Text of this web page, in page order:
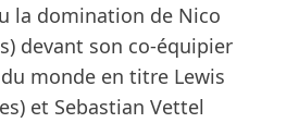
la domination de Nico
devant son co‐équipier
monde en titre Lewis
et Sebastian Vettel